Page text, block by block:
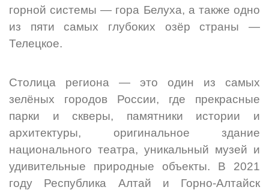
горной системы — гора Белуха, а также одно
из пяти самых глубоких озёр страны —
Телецкое.
Столица региона — это один из самых
зелёных городов России, где прекрасные
парки и скверы, памятники истории и
архитектуры, оригинальное здание
национального театра, уникальный музей и
удивительные природные объекты. В 2021
году Республика Алтай и Горно-Алтайск